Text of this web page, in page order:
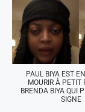
PAUL BIYA EST
MOURIR À PETIT
BRENDA BIYA QUI
SIGNE